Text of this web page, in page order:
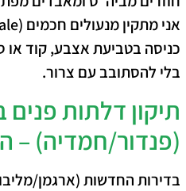
כניסה בטביעת אצבע, קוד או
בלי להסתובב עם צרור.
תיקון דלתות פנים
(פנדור/חמדיה) –
בדירות החדשות (ארגמן/